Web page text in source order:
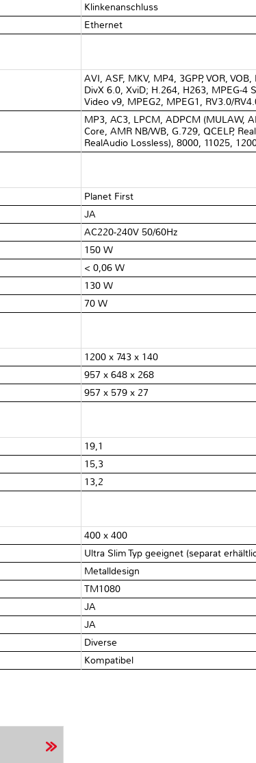
Klinkenanschluss
Ethernet
AVI, ASF, MKV, MP4, 3GPP, VOR,
DivX 6.0, XviD; H.264, H263, MPEG-4
Video v9, MPEG2, MPEG1, RV3.0/
MP3, AC3, LPCM, ADPCM (MULAW,
Core, AMR NB/WB, G.729, QCELP,
RealAudio Lossless), 8000, 11025,
Planet First
JA
AC220-240V 50/60Hz
150 W
< 0,06 W
130 W
70 W
1200 x 743 x 140
957 x 648 x 268
957 x 579 x 27
19,1
15,3
13,2
400 x 400
Ultra Slim Typ geeignet (separat
Metalldesign
TM1080
JA
JA
Diverse
Kompatibel